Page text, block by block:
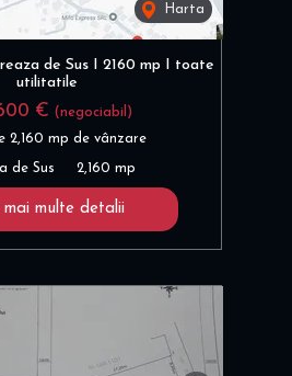
Harta
de Sus I 2160 mp I toate
utilitatile
€ (negociabil)
2,160 mp de vânzare
de Sus 2,160 mp
mai multe detalii